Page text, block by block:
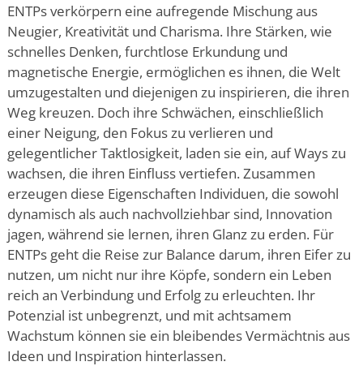
ENTPs verkörpern eine aufregende Mischung aus
Neugier, Kreativität und Charisma. Ihre Stärken, wie
schnelles Denken, furchtlose Erkundung und
magnetische Energie, ermöglichen es ihnen, die Welt
umzugestalten und diejenigen zu inspirieren, die ihren
Weg kreuzen. Doch ihre Schwächen, einschließlich
einer Neigung, den Fokus zu verlieren und
gelegentlicher Taktlosigkeit, laden sie ein, auf Ways zu
wachsen, die ihren Einfluss vertiefen. Zusammen
erzeugen diese Eigenschaften Individuen, die sowohl
dynamisch als auch nachvollziehbar sind, Innovation
jagen, während sie lernen, ihren Glanz zu erden. Für
ENTPs geht die Reise zur Balance darum, ihren Eifer zu
nutzen, um nicht nur ihre Köpfe, sondern ein Leben
reich an Verbindung und Erfolg zu erleuchten. Ihr
Potenzial ist unbegrenzt, und mit achtsamem
Wachstum können sie ein bleibendes Vermächtnis aus
Ideen und Inspiration hinterlassen.